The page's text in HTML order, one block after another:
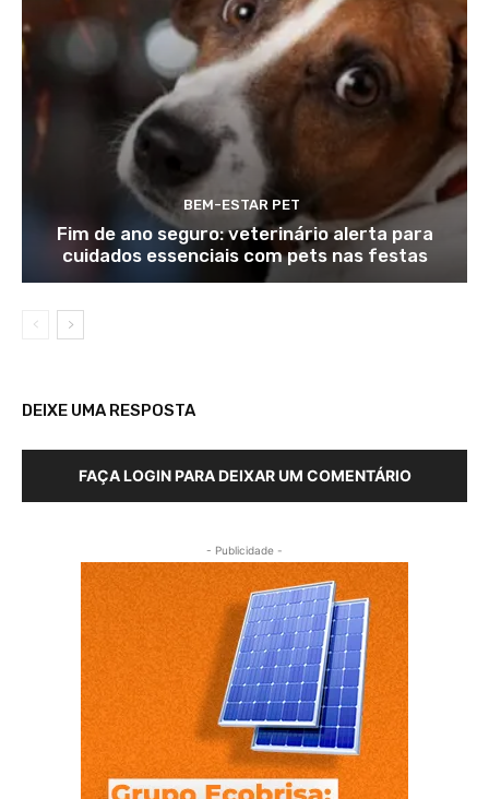
BEM-ESTAR PET
Fim de ano seguro: veterinário alerta para
cuidados essenciais com pets nas festas
DEIXE UMA RESPOSTA
FAÇA LOGIN PARA DEIXAR UM COMENTÁRIO
- Publicidade -